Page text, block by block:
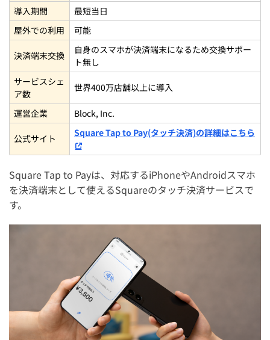
導入期間
最短当日
屋外での利用
可能
決済端末交換
自身のスマホが決済端末になるため交換サポー
ト無し
サービスシェ
ア数
世界400万店舗以上に導入
運営企業 Block​, Inc.
公式サイト Square Tap to Pay(タッチ決済)の詳細はこちら
Square Tap to Payは、対応するiPhoneやAndroidスマホ
を決済端末として使えるSquareのタッチ決済サービスで
す。